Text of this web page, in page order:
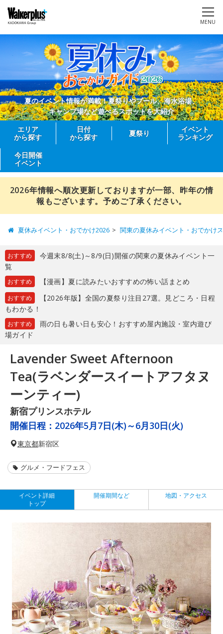
MENU
夏のイベント情報が満載！夏祭りやプール、海水浴場、
キャンプ場など遊べるスポットを大紹介
エリア
から探す
日付
から探す
夏祭り
イベント
ランキング
今日開催
イベント
2026年情報へ順次更新しておりますが一部、昨年の情
報もございます。予めご了承ください。
夏休みイベント・おでかけ2026 関東の夏休みイベント・おでかけ
おすすめ
今週末8/8(土)～8/9(日)開催の関東の夏休みイベント一
覧
おすすめ 【漫画】夏に読みたいおすすめの怖い話まとめ
おすすめ
【2026年版】全国の夏祭り注目27選。見どころ・日程
もわかる！
おすすめ
雨の日も暑い日も安心！おすすめ屋内施設・室内遊び
場ガイド
Lavender Sweet Afternoon
Tea(ラベンダースイートアフタヌ
ーンティー)
新宿プリンスホテル
開催日程： 2026年5月7日(木)～6月30日(火)
東京都新宿区
グルメ・フードフェス
イベント詳細
トップ
開催期間など 地図・アクセス